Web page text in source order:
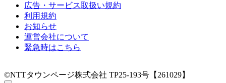
広告・サービス取扱い規約
利用規約
お知らせ
運営会社について
緊急時はこちら
©NTTタウンページ株式会社 TP25-193号【261029】